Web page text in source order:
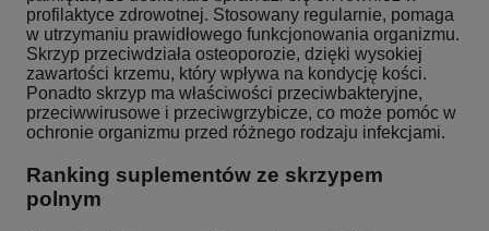
profilaktyce zdrowotnej. Stosowany regularnie, pomaga
w utrzymaniu prawidłowego funkcjonowania organizmu.
Skrzyp przeciwdziała osteoporozie, dzięki wysokiej
zawartości krzemu, który wpływa na kondycję kości.
Ponadto skrzyp ma właściwości przeciwbakteryjne,
przeciwwirusowe i przeciwgrzybicze, co może pomóc w
ochronie organizmu przed różnego rodzaju infekcjami.
Ranking suplementów ze skrzypem
polnym